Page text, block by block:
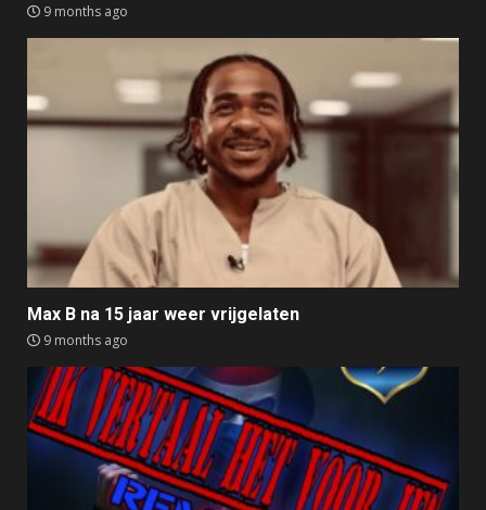
9 months ago
Max B na 15 jaar weer vrijgelaten
9 months ago